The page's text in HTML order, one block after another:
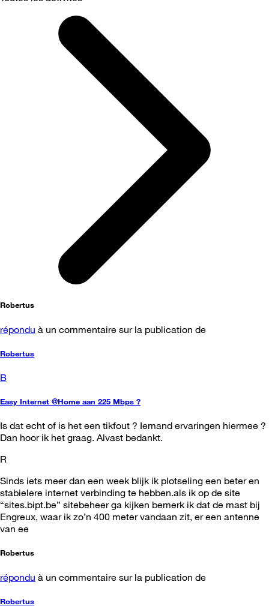
Robertus
répondu à un commentaire sur la publication de
Robertus
B
Easy Internet @Home aan 225 Mbps ?
Is dat echt of is het een tikfout ? Iemand ervaringen hiermee ?
Dan hoor ik het graag. Alvast bedankt.
R
Sinds iets meer dan een week blijk ik plotseling een beter en
stabielere internet verbinding te hebben.als ik op de site
“sites.bipt.be” sitebeheer ga kijken bemerk ik dat de mast bij
Engreux, waar ik zo’n 400 meter vandaan zit, er een antenne
van ee
Robertus
répondu à un commentaire sur la publication de
Robertus